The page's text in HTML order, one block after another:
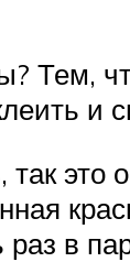
Тем,
это
в